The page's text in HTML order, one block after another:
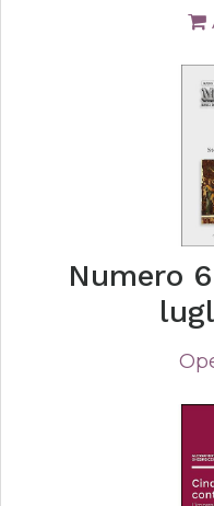
Numero